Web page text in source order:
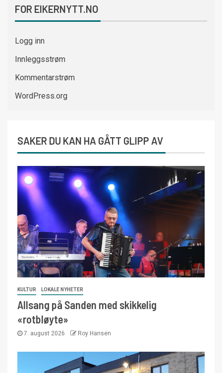
FOR EIKERNYTT.NO
Logg inn
Innleggsstrøm
Kommentarstrøm
WordPress.org
SAKER DU KAN HA GÅTT GLIPP AV
KULTUR LOKALE NYHETER
Allsang på Sanden med skikkelig
«rotbløyte»
7. august 2026 Roy Hansen